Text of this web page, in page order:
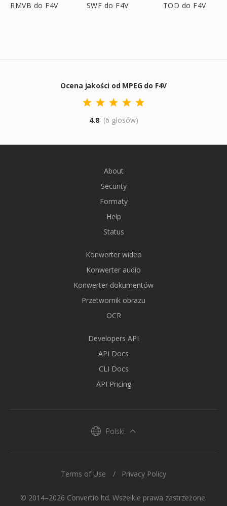
RMVB do F4V SWF do F4V TOD do F4V
Ocena jakości od MPEG do F4V
4.8 (6 głosów)
About
Security
Formaty
Help
Status
Konwerter wideo
Konwerter audio
Konwerter dokumentów
Przetwornik obrazu
OCR
Developers API
API Docs
CLI Docs
API Pricing
Polski
© 2014–2026 Convertio ltd. Wszelkie prawa zastrzeżone.
Terms of Use Privacy Policy